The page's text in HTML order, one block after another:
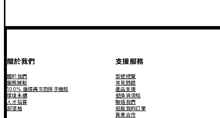
關於我們
關於我們
服務據點
100% 循環再生防摔手機殼
環境永續
人才招募
部落格
支援服務
型號總覽
常見問題
產品支援
退換貨須知
聯絡我們
追蹤我的訂單
異業合作